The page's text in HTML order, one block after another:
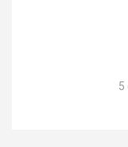
5